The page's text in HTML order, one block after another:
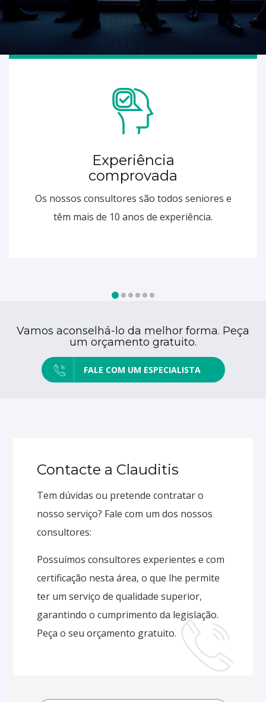
Experiência
comprovada
Os nossos consultores são todos seniores e
têm mais de 10 anos de experiência.
Vamos aconselhá-lo da melhor forma. Peça
um orçamento gratuito.
FALE COM UM ESPECIALISTA
Contacte a Clauditis
Tem dúvidas ou pretende contratar o
nosso serviço? Fale com um dos nossos
consultores:
Possuímos consultores experientes e com
certificação nesta área, o que lhe permite
ter um serviço de qualidade superior,
garantindo o cumprimento da legislação.
Peça o seu orçamento gratuito.